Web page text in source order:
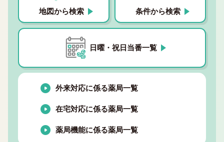
地図から検索 条件から検索
日曜・祝日当番一覧
外来対応に係る薬局一覧
在宅対応に係る薬局一覧
薬局機能に係る薬局一覧